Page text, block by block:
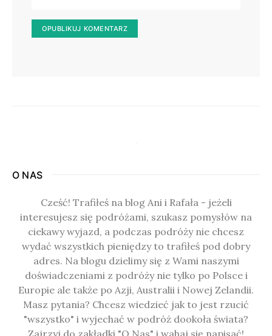
O NAS
Cześć! Trafiłeś na blog Ani i Rafała - jeżeli
interesujesz się podróżami, szukasz pomysłów na
ciekawy wyjazd, a podczas podróży nie chcesz
wydać wszystkich pieniędzy to trafiłeś pod dobry
adres. Na blogu dzielimy się z Wami naszymi
doświadczeniami z podróży nie tylko po Polsce i
Europie ale także po Azji, Australii i Nowej Zelandii.
Masz pytania? Chcesz wiedzieć jak to jest rzucić
"wszystko" i wyjechać w podróż dookoła świata?
Zajrzyj do zakładki "O Nas" i wahaj się napisać!